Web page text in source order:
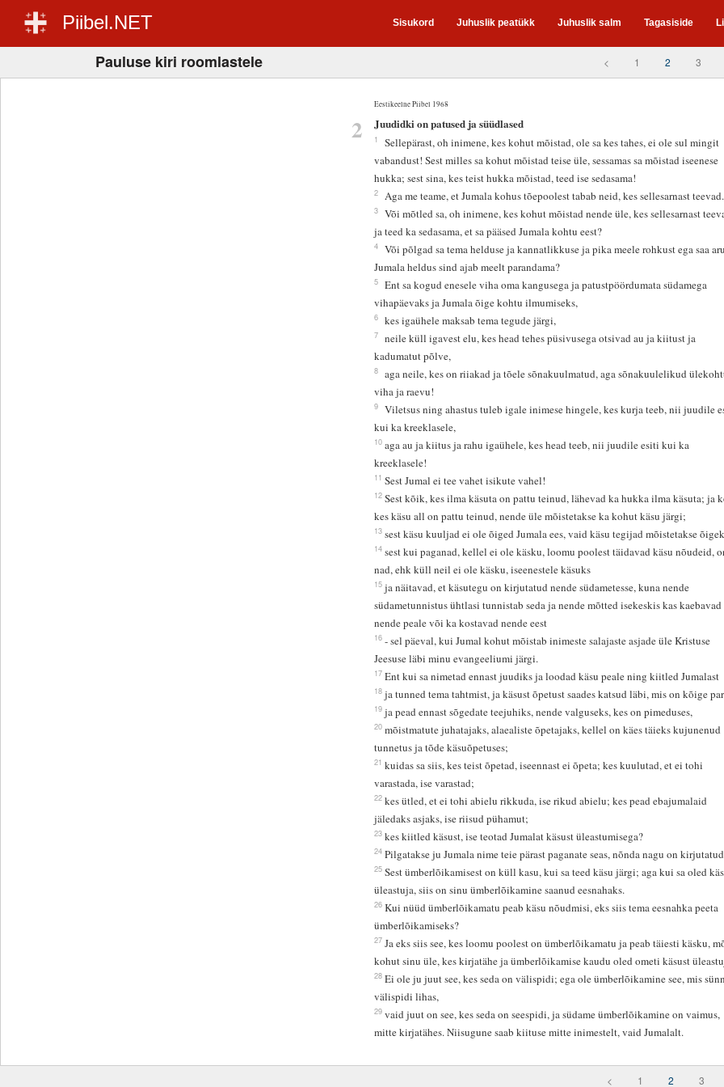
Piibel.NET Sisukord Juhuslik peatükk Juhuslik salm Tagasiside
Pauluse kiri roomlastele < 1 2 3
Eestikeelne Piibel 1968
2 Juudidki on patused ja süüdlased
1
Sellepärast, oh inimene, kes kohut mõistad, ole sa kes tahes, ei ole sul mingit
vabandust! Sest milles sa kohut mõistad teise üle, sessamas sa mõistad iseenese
hukka; sest sina, kes teist hukka mõistad, teed ise sedasama!
2 Aga me teame, et Jumala kohus tõepoolest tabab neid, kes sellesarnast teevad.
3
Või mõtled sa, oh inimene, kes kohut mõistad nende üle, kes sellesarnast
ja teed ka sedasama, et sa pääsed Jumala kohtu eest?
4
Või põlgad sa tema helduse ja kannatlikkuse ja pika meele rohkust ega saa
Jumala heldus sind ajab meelt parandama?
5
Ent sa kogud enesele viha oma kangusega ja patustpöördumata südamega
vihapäevaks ja Jumala õige kohtu ilmumiseks,
6 kes igaühele maksab tema tegude järgi,
7
neile küll igavest elu, kes head tehes püsivusega otsivad au ja kiitust ja
kadumatut põlve,
8
aga neile, kes on riiakad ja tõele sõnakuulmatud, aga sõnakuulelikud
viha ja raevu!
9
Viletsus ning ahastus tuleb igale inimese hingele, kes kurja teeb, nii juudile
kui ka kreeklasele,
10 aga au ja kiitus ja rahu igaühele, kes head teeb, nii juudile esiti kui ka
kreeklasele!
11 Sest Jumal ei tee vahet isikute vahel!
12 Sest kõik, kes ilma käsuta on pattu teinud, lähevad ka hukka ilma käsuta; ja
kes käsu all on pattu teinud, nende üle mõistetakse ka kohut käsu järgi;
13 sest käsu kuuljad ei ole õiged Jumala ees, vaid käsu tegijad mõistetakse
14 sest kui paganad, kellel ei ole käsku, loomu poolest täidavad käsu nõudeid,
nad, ehk küll neil ei ole käsku, iseenestele käsuks
15 ja näitavad, et käsutegu on kirjutatud nende südametesse, kuna nende
südametunnistus ühtlasi tunnistab seda ja nende mõtted isekeskis kas kaebavad
nende peale või ka kostavad nende eest
16 - sel päeval, kui Jumal kohut mõistab inimeste salajaste asjade üle Kristuse
Jeesuse läbi minu evangeeliumi järgi.
17 Ent kui sa nimetad ennast juudiks ja loodad käsu peale ning kiitled Jumalast
18 ja tunned tema tahtmist, ja käsust õpetust saades katsud läbi, mis on kõige
19 ja pead ennast sõgedate teejuhiks, nende valguseks, kes on pimeduses,
20 mõistmatute juhatajaks, alaealiste õpetajaks, kellel on käes täieks kujunenud
tunnetus ja tõde käsuõpetuses;
21 kuidas sa siis, kes teist õpetad, iseennast ei õpeta; kes kuulutad, et ei tohi
varastada, ise varastad;
22 kes ütled, et ei tohi abielu rikkuda, ise rikud abielu; kes pead ebajumalaid
jäledaks asjaks, ise riisud pühamut;
23 kes kiitled käsust, ise teotad Jumalat käsust üleastumisega?
24 Pilgatakse ju Jumala nime teie pärast paganate seas, nõnda nagu on
25 Sest ümberlõikamisest on küll kasu, kui sa teed käsu järgi; aga kui sa oled
üleastuja, siis on sinu ümberlõikamine saanud eesnahaks.
26 Kui nüüd ümberlõikamatu peab käsu nõudmisi, eks siis tema eesnahka peeta
ümberlõikamiseks?
27 Ja eks siis see, kes loomu poolest on ümberlõikamatu ja peab täiesti käsku,
kohut sinu üle, kes kirjatähe ja ümberlõikamise kaudu oled ometi käsust
28 Ei ole ju juut see, kes seda on välispidi; ega ole ümberlõikamine see, mis
välispidi lihas,
29 vaid juut on see, kes seda on seespidi, ja südame ümberlõikamine on vaimus,
mitte kirjatähes. Niisugune saab kiituse mitte inimestelt, vaid Jumalalt.
< 1 2 3